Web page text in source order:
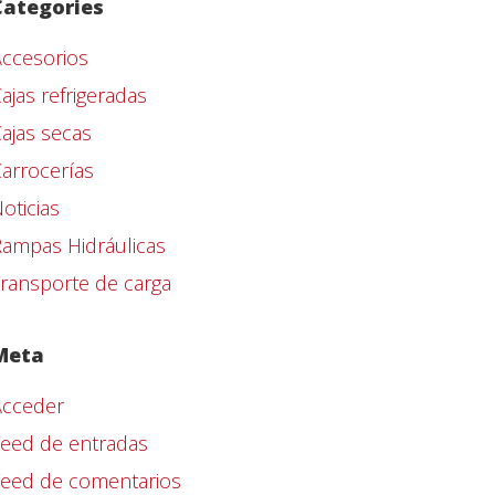
refrigeradas
secas
Hidráulicas
de carga
de entradas
de comentarios